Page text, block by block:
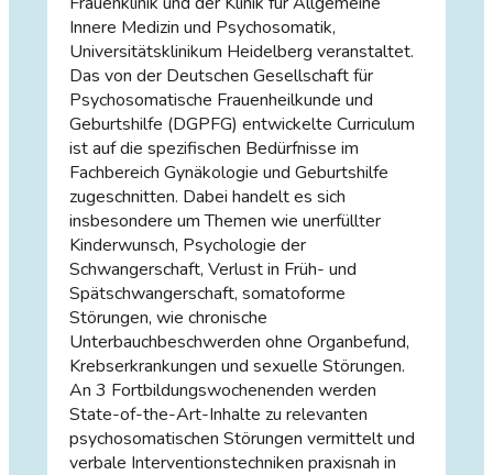
Innere Medizin und Psychosomatik,
Universitätsklinikum Heidelberg veranstaltet.
Das von der Deutschen Gesellschaft für
Psychosomatische Frauenheilkunde und
Geburtshilfe (DGPFG) entwickelte Curriculum
ist auf die spezifischen Bedürfnisse im
Fachbereich Gynäkologie und Geburtshilfe
zugeschnitten. Dabei handelt es sich
insbesondere um Themen wie unerfüllter
Kinderwunsch, Psychologie der
Schwangerschaft, Verlust in Früh- und
Spätschwangerschaft, somatoforme
Störungen, wie chronische
Unterbauchbeschwerden ohne Organbefund,
Krebserkrankungen und sexuelle Störungen.
An 3 Fortbildungswochenenden werden
State-of-the-Art-Inhalte zu relevanten
psychosomatischen Störungen vermittelt und
verbale Interventionstechniken praxisnah in